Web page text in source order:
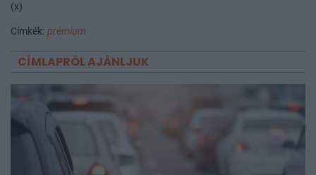
(x)
Címkék: prémium
CÍMLAPRÓL AJÁNLJUK